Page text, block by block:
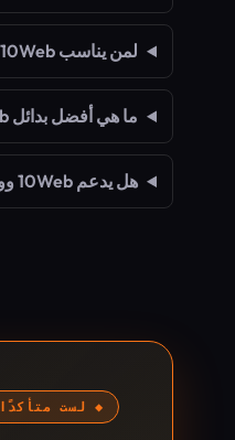
لمن يناسب 10Web أفضل؟
ما هي أفضل بدائل 10Web؟
هل يدعم 10Web ووكومرس؟
◆ لست